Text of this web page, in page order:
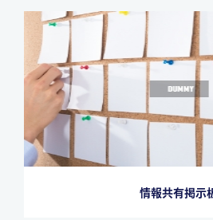
情報共有掲示